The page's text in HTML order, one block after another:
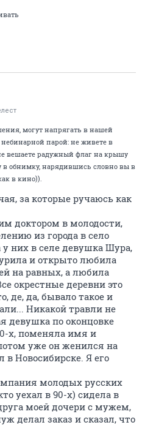
могут напрягать в нашей
парой: не живете в
вешаете радужный флаг на крышу
в обнимку, нарядившись словно вы в
в кино)).
за которые ручаюсь как
доктором в молодости,
из города в село
них в селе девушка Шура,
и открыто любила
на равных, а любила
окрестные деревни это
де, да, бывало такое и
Никакой травли не
девушка по оконцовке
х, поменяла имя и
уже он женился на
Новосибирске. Я его
молодых русских
уехал в 90-х) сидела в
моей дочери с мужем,
делал заказ и сказал, что